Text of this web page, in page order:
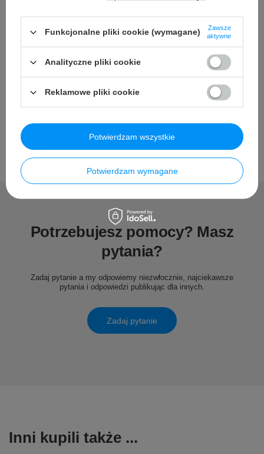
Szczegółowe dane
Opinie
Potrzebujesz pomocy? Masz
pytania?
Zadaj pytanie a my odpowiemy niezwłocznie, najciekawsze
pytania i odpowiedzi publikując dla innych.
Zadaj pytanie
Inni kupili także ...
Funkcjonalne pliki cookie (wymagane)
Zawsze
aktywne
Analityczne pliki cookie
Reklamowe pliki cookie
Potwierdzam wymagane
Potwierdzam wszystkie